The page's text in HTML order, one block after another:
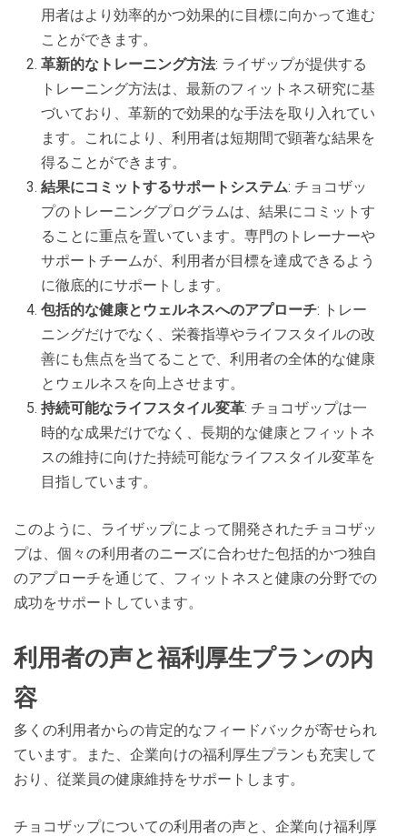
用者はより効率的かつ効果的に目標に向かって進む
ことができます。
革新的なトレーニング方法: ライザップが提供する
トレーニング方法は、最新のフィットネス研究に基
づいており、革新的で効果的な手法を取り入れてい
ます。これにより、利用者は短期間で顕著な結果を
得ることができます。
結果にコミットするサポートシステム: チョコザッ
プのトレーニングプログラムは、結果にコミットす
ることに重点を置いています。専門のトレーナーや
サポートチームが、利用者が目標を達成できるよう
に徹底的にサポートします。
包括的な健康とウェルネスへのアプローチ: トレー
ニングだけでなく、栄養指導やライフスタイルの改
善にも焦点を当てることで、利用者の全体的な健康
とウェルネスを向上させます。
持続可能なライフスタイル変革: チョコザップは一
時的な成果だけでなく、長期的な健康とフィットネ
スの維持に向けた持続可能なライフスタイル変革を
目指しています。
このように、ライザップによって開発されたチョコザッ
プは、個々の利用者のニーズに合わせた包括的かつ独自
のアプローチを通じて、フィットネスと健康の分野での
成功をサポートしています。
利用者の声と福利厚生プランの内
容
多くの利用者からの肯定的なフィードバックが寄せられ
ています。また、企業向けの福利厚生プランも充実して
おり、従業員の健康維持をサポートします。
チョコザップについての利用者の声と、企業向け福利厚